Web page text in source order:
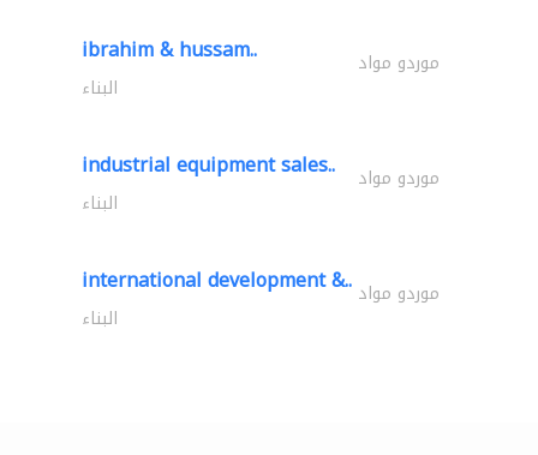
ibrahim & hussam.. موردو مواد
البناء
industrial equipment sales.. موردو مواد
البناء
international development &.. موردو مواد
البناء